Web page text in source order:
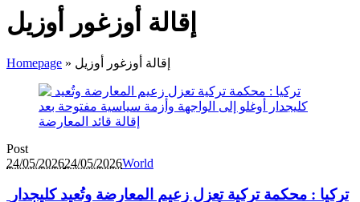
إقالة أوزغور أوزيل
Homepage » إقالة أوزغور أوزيل
Post
24/05/202624/05/2026World